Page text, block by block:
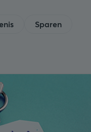
Sparen